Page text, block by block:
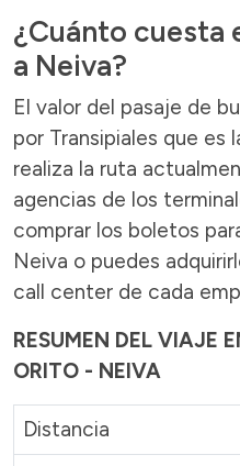
¿Cuánto cuesta
a Neiva?
El valor del pasaje de
por Transipiales que es
realiza la ruta
agencias de los
comprar los boletos
Neiva o puedes
call center de cada
RESUMEN DEL VIAJE
ORITO - NEIVA
Distancia